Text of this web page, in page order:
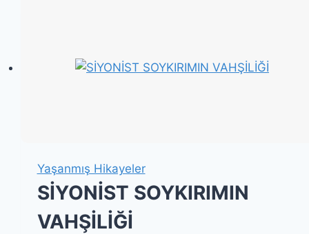
Yaşanmış Hikayeler
SİYONİST SOYKIRIMIN
VAHŞİLİĞİ